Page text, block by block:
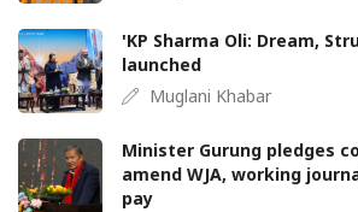
'KP Sharma Oli: Dream,
launched
Muglani Khabar
Minister Gurung pledges
amend WJA, working
pay